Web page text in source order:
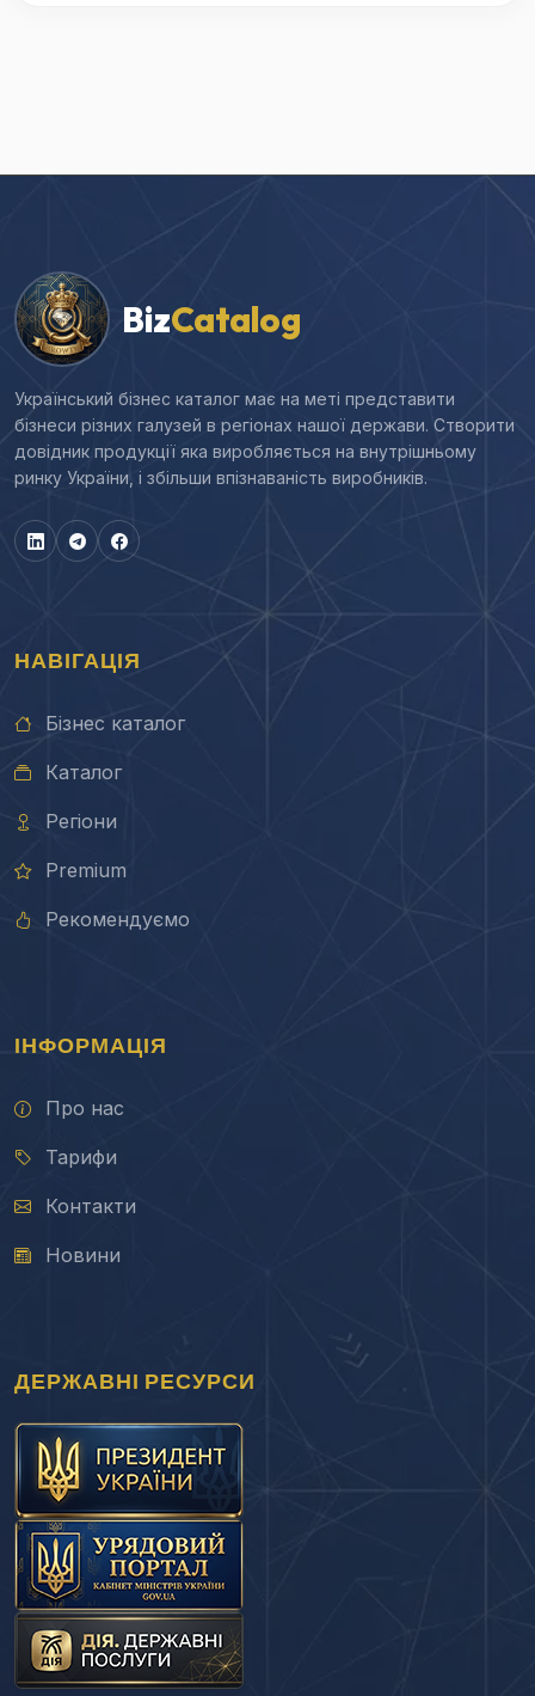
BizCatalog
Український бізнес каталог має на меті представити
бізнеси різних галузей в регіонах нашої держави. Створити
довідник продукції яка виробляється на внутрішньому
ринку України, і збільши впізнаваність виробників.
НАВІГАЦІЯ
Бізнес каталог
Каталог
Регіони
Premium
Рекомендуємо
ІНФОРМАЦІЯ
Про нас
Тарифи
Контакти
Новини
ДЕРЖАВНІ РЕСУРСИ